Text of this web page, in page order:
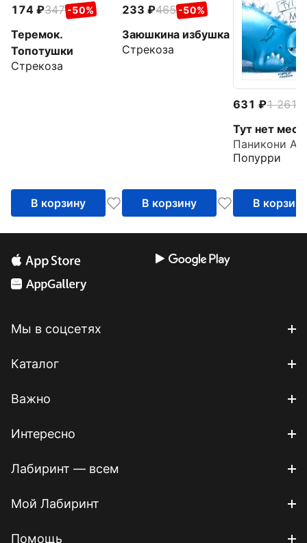
174 347 -50%
Теремок.
Топотушки
Стрекоза
В корзину
233 465 -50%
Заюшкина избушка
Стрекоза
В корзину
631 1 261
Тут нет
Паникони
Попурри
В корзину
Мы в соцсетях
Каталог
Важно
Интересно
Лабиринт — всем
Мой Лабиринт
Помощь